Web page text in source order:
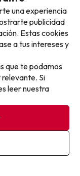
una experiencia
publicidad
Estas cookies
a tus intereses y
que te podamos
Si
leer nuestra